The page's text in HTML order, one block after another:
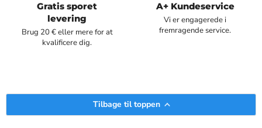
Gratis sporet
levering
Brug 20 € eller mere for at
kvalificere dig.
A+ Kundeservice
Vi er engagerede i
fremragende service.
Tilbage til toppen